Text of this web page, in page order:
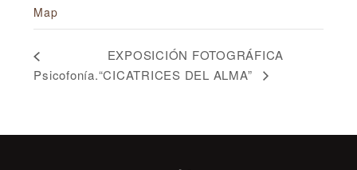
Map
Psicofonía.
EXPOSICIÓN FOTOGRÁFICA
“CICATRICES DEL ALMA”